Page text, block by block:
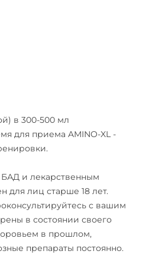
в 300-500 мл
для приема AMINO-XL -
БАД и лекарственным
для лиц старше 18 лет.
с вашим
в состоянии своего
в прошлом,
препараты постоянно.